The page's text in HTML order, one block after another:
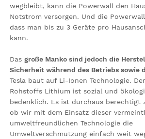
wegbleibt, kann die Powerwall den
Notstrom versorgen. Und die
dass man bis zu 3 Geräte pro
kann.
Das große Manko sind jedoch die
Sicherheit während des Betriebs sowie
Tesla baut auf Li-Ionen Technologie.
Rohstoffs Lithium ist sozial und
bedenklich. Es ist durchaus berechtigt
ob wir mit dem Einsatz dieser
umweltfreundlichen Technologie die
Umweltverschmutzung einfach weit